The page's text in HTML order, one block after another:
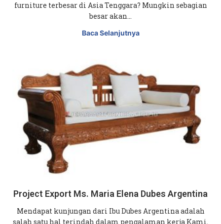
furniture terbesar di Asia Tenggara? Mungkin sebagian
besar akan…
Baca Selanjutnya
Project Export Ms. Maria Elena Dubes Argentina
Mendapat kunjungan dari Ibu Dubes Argentina adalah
salah satu hal terindah dalam pengalaman kerja Kami.